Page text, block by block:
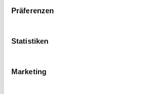
Präferenzen
Statistiken
Marketing
ALLGEMEINE